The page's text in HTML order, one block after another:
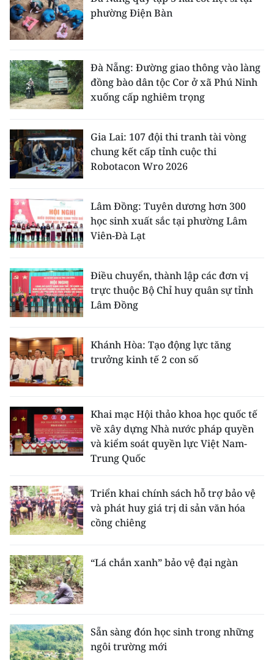
phường Điện Bàn
Đà Nẵng: Đường giao thông vào làng
đồng bào dân tộc Cor ở xã Phú Ninh
xuống cấp nghiêm trọng
Gia Lai: 107 đội thi tranh tài vòng
chung kết cấp tỉnh cuộc thi
Robotacon Wro 2026
Lâm Đồng: Tuyên dương hơn 300
học sinh xuất sắc tại phường Lâm
Viên-Đà Lạt
Điều chuyển, thành lập các đơn vị
trực thuộc Bộ Chỉ huy quân sự tỉnh
Lâm Đồng
Khánh Hòa: Tạo động lực tăng
trưởng kinh tế 2 con số
Khai mạc Hội thảo khoa học quốc tế
về xây dựng Nhà nước pháp quyền
và kiểm soát quyền lực Việt Nam-
Trung Quốc
Triển khai chính sách hỗ trợ bảo vệ
và phát huy giá trị di sản văn hóa
cồng chiêng
“Lá chắn xanh” bảo vệ đại ngàn
Sẵn sàng đón học sinh trong những
ngôi trường mới